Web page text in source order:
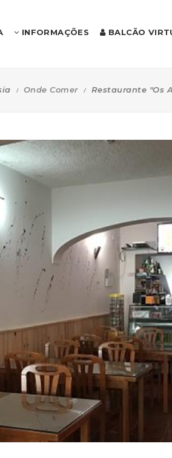
INFORMAÇÕES BALCÃO
Onde Comer Restaurante "Os